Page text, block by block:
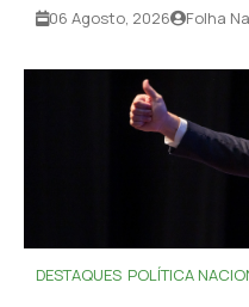
06 Agosto, 2026 Folha
DESTAQUES POLÍTICA